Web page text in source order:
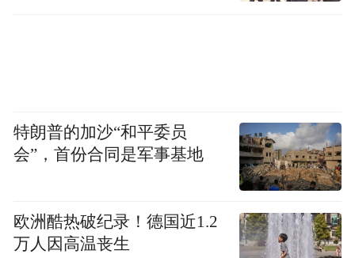
特朗普的加沙“和平委员
会”，首份合同是军事基地
欧洲酷热破纪录！德国近1.2
万人因高温丧生